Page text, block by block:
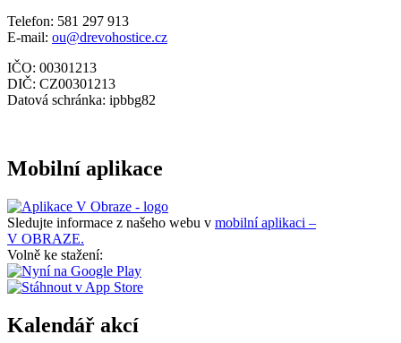
Telefon: 581 297 913
E-mail: ou@drevohostice.cz
IČO: 00301213
DIČ: CZ00301213
Datová schránka: ipbbg82
Mobilní aplikace
Sledujte informace z našeho webu v mobilní aplikaci –
V OBRAZE.
Volně ke stažení:
Kalendář akcí